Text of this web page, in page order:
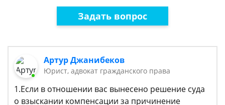
Задать вопрос
Артур Джанибеков
Юрист, адвокат гражданского права
1.Если в отношении вас вынесено решение суда
о взыскании компенсации за причинение